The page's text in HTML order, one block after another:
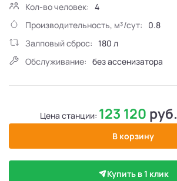
Кол-во человек: 4
Производительность, м³/сут:
0.8
Залповый сброс: 180 л
Обслуживание: без ассенизатора
Цена станции: 123 120 руб.
В корзину
Купить в 1 клик